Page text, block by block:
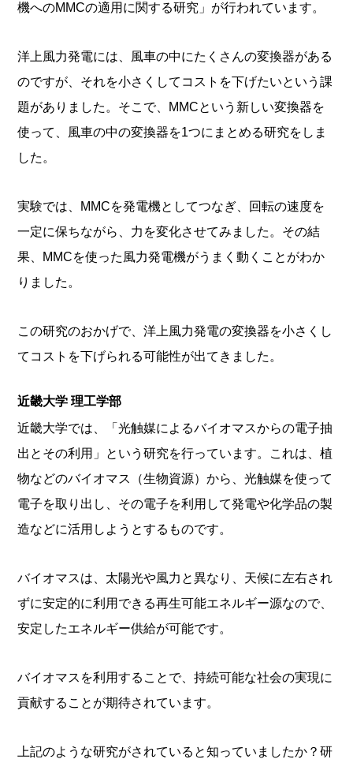
機へのMMCの適用に関する研究」が行われています。
洋上風力発電には、風車の中にたくさんの変換器がある
のですが、それを小さくしてコストを下げたいという課
題がありました。そこで、MMCという新しい変換器を
使って、風車の中の変換器を1つにまとめる研究をしま
した。
実験では、MMCを発電機としてつなぎ、回転の速度を
一定に保ちながら、力を変化させてみました。その結
果、MMCを使った風力発電機がうまく動くことがわか
りました。
この研究のおかげで、洋上風力発電の変換器を小さくし
てコストを下げられる可能性が出てきました。
近畿大学 理工学部
近畿大学では、「光触媒によるバイオマスからの電子抽
出とその利用」という研究を行っています。これは、植
物などのバイオマス（生物資源）から、光触媒を使って
電子を取り出し、その電子を利用して発電や化学品の製
造などに活用しようとするものです。
バイオマスは、太陽光や風力と異なり、天候に左右され
ずに安定的に利用できる再生可能エネルギー源なので、
安定したエネルギー供給が可能です。
バイオマスを利用することで、持続可能な社会の実現に
貢献することが期待されています。
上記のような研究がされていると知っていましたか？研